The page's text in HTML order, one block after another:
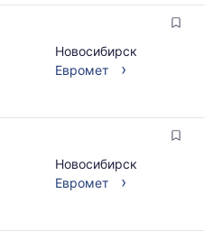
Новосибирск
Евромет
›
Новосибирск
Евромет
›